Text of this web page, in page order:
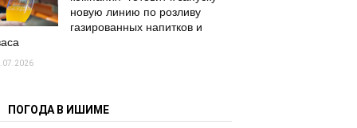
новую линию по розливу
газированных напитков и
ПОГОДА В ИШИМЕ